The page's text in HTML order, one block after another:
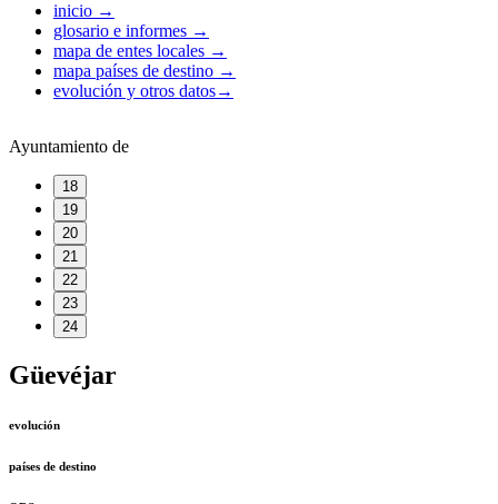
inicio →
glosario e informes →
mapa de entes locales →
mapa países de destino →
evolución y otros datos→
Ayuntamiento de
18
19
20
21
22
23
24
Güevéjar
evolución
países de destino